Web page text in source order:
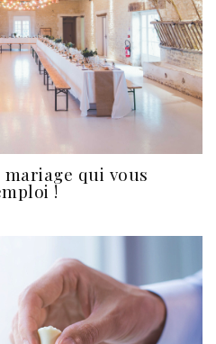
qui vous
!